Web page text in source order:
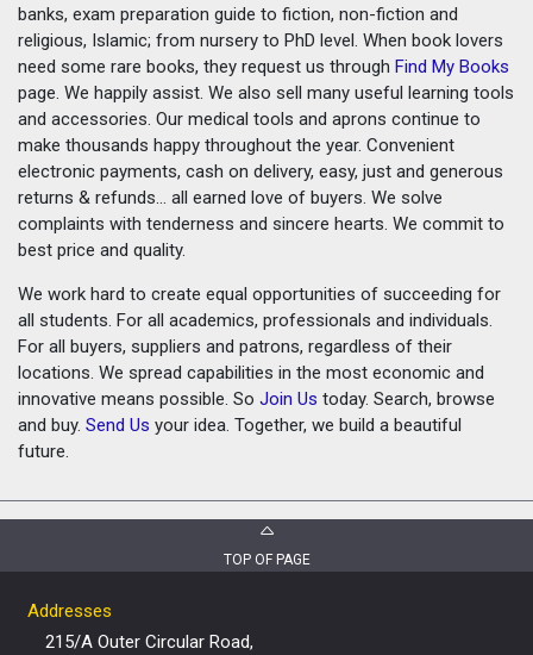
banks, exam preparation guide to fiction, non-fiction and
religious, Islamic; from nursery to PhD level. When book lovers
need some rare books, they request us through Find My Books
page. We happily assist. We also sell many useful learning tools
and accessories. Our medical tools and aprons continue to
make thousands happy throughout the year. Convenient
electronic payments, cash on delivery, easy, just and generous
returns & refunds... all earned love of buyers. We solve
complaints with tenderness and sincere hearts. We commit to
best price and quality.
We work hard to create equal opportunities of succeeding for
all students. For all academics, professionals and individuals.
For all buyers, suppliers and patrons, regardless of their
locations. We spread capabilities in the most economic and
innovative means possible. So Join Us today. Search, browse
and buy. Send Us your idea. Together, we build a beautiful
future.
TOP OF PAGE
Addresses
215/A Outer Circular Road,